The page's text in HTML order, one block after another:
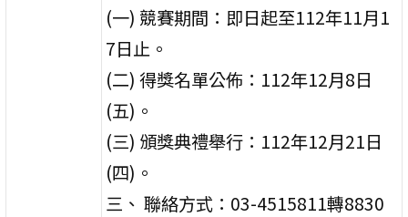
(一) 競賽期間：即日起至112年11月1
7日止。
(二) 得獎名單公佈：112年12月8日
(五)。
(三) 頒獎典禮舉行：112年12月21日
(四)。
三、 聯絡方式：03-4515811轉8830